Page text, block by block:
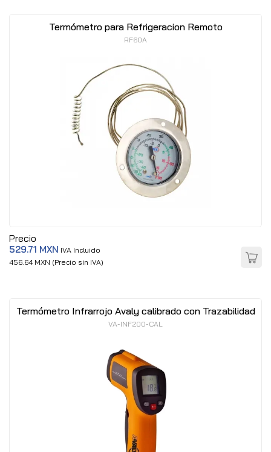
Termómetro para Refrigeracion Remoto
RF60A
Precio
529.71 MXN IVA Incluido
456.64 MXN (Precio sin IVA)
Termómetro Infrarrojo Avaly calibrado con Trazabilidad
VA-INF200-CAL